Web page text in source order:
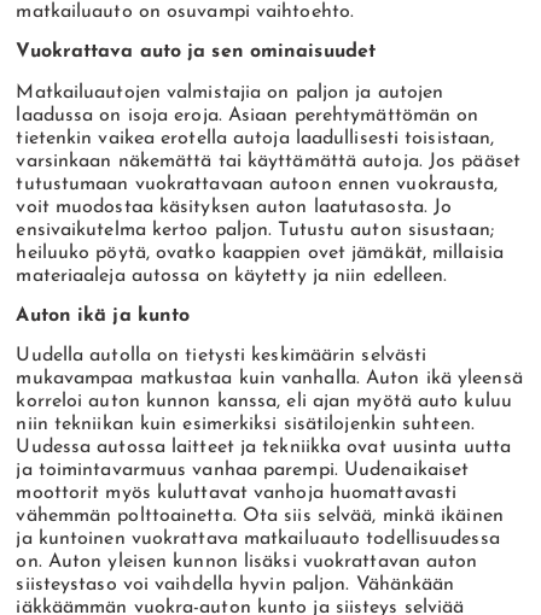
matkailuauto on osuvampi vaihtoehto.
Vuokrattava auto ja sen ominaisuudet
Matkailuautojen valmistajia on paljon ja autojen
laadussa on isoja eroja. Asiaan perehtymättömän on
tietenkin vaikea erotella autoja laadullisesti toisistaan,
varsinkaan näkemättä tai käyttämättä autoja. Jos pääset
tutustumaan vuokrattavaan autoon ennen vuokrausta,
voit muodostaa käsityksen auton laatutasosta. Jo
ensivaikutelma kertoo paljon. Tutustu auton sisustaan;
heiluuko pöytä, ovatko kaappien ovet jämäkät, millaisia
materiaaleja autossa on käytetty ja niin edelleen.
Auton ikä ja kunto
Uudella autolla on tietysti keskimäärin selvästi
mukavampaa matkustaa kuin vanhalla. Auton ikä yleensä
korreloi auton kunnon kanssa, eli ajan myötä auto kuluu
niin tekniikan kuin esimerkiksi sisätilojenkin suhteen.
Uudessa autossa laitteet ja tekniikka ovat uusinta uutta
ja toimintavarmuus vanhaa parempi. Uudenaikaiset
moottorit myös kuluttavat vanhoja huomattavasti
vähemmän polttoainetta. Ota siis selvää, minkä ikäinen
ja kuntoinen vuokrattava matkailuauto todellisuudessa
on. Auton yleisen kunnon lisäksi vuokrattavan auton
siisteystaso voi vaihdella hyvin paljon. Vähänkään
iäkkäämmän vuokra-auton kunto ja siisteys selviää